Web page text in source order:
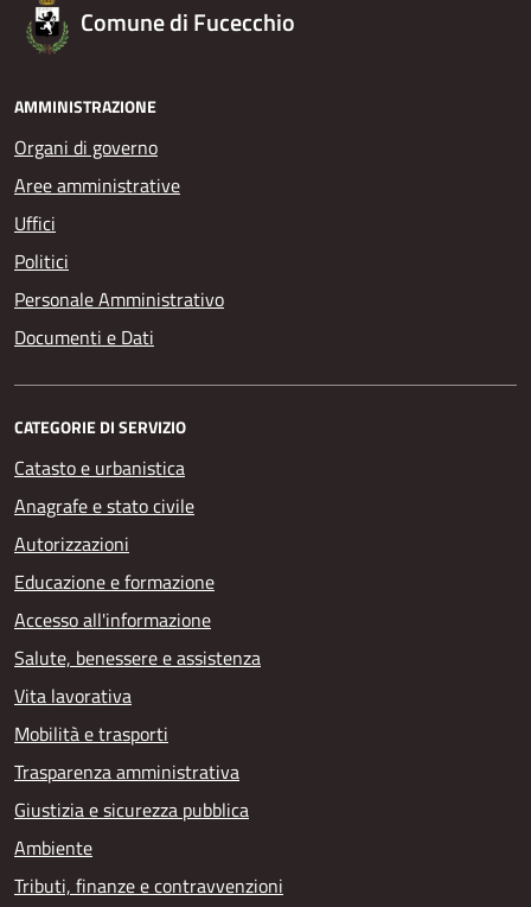
Comune di Fucecchio
AMMINISTRAZIONE
Organi di governo
Aree amministrative
Uffici
Politici
Personale Amministrativo
Documenti e Dati
CATEGORIE DI SERVIZIO
Catasto e urbanistica
Anagrafe e stato civile
Autorizzazioni
Educazione e formazione
Accesso all'informazione
Salute, benessere e assistenza
Vita lavorativa
Mobilità e trasporti
Trasparenza amministrativa
Giustizia e sicurezza pubblica
Ambiente
Tributi, finanze e contravvenzioni